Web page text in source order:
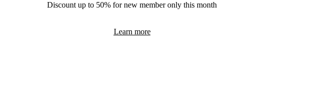
Discount up to 50% for new member only this month
Learn more